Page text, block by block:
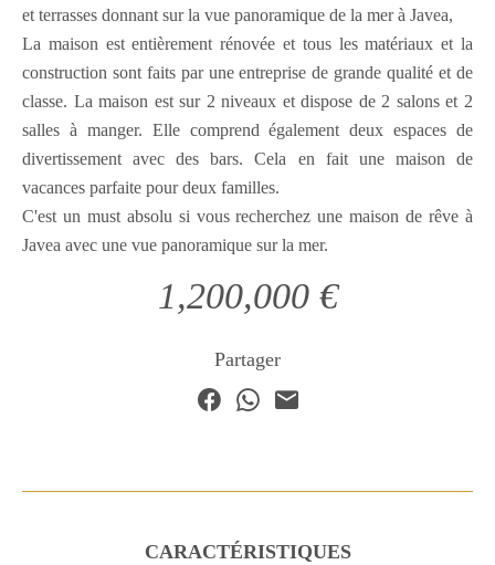
Partager
et terrasses donnant sur la vue panoramique de la mer à Javea,
La maison est entièrement rénovée et tous les matériaux et la
construction sont faits par une entreprise de grande qualité et de
classe. La maison est sur 2 niveaux et dispose de 2 salons et 2
salles à manger. Elle comprend également deux espaces de
divertissement avec des bars. Cela en fait une maison de
vacances parfaite pour deux familles.
C'est un must absolu si vous recherchez une maison de rêve à
Javea avec une vue panoramique sur la mer.
1,200,000 €
CARACTÉRISTIQUES